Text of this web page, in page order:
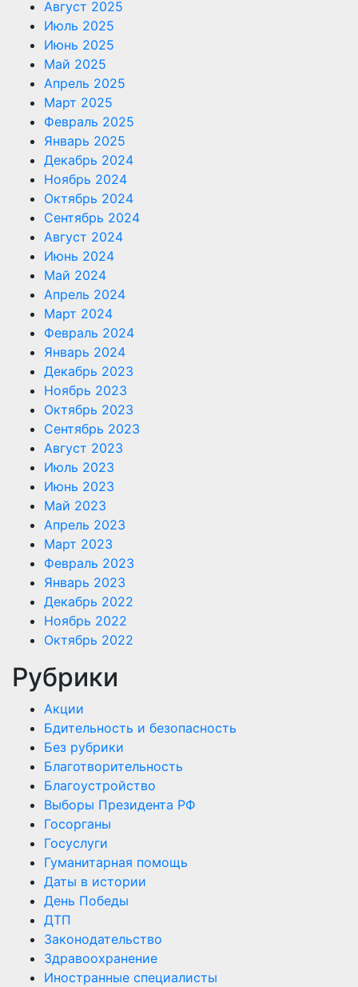
Август 2025
Июль 2025
Июнь 2025
Май 2025
Апрель 2025
Март 2025
Февраль 2025
Январь 2025
Декабрь 2024
Ноябрь 2024
Октябрь 2024
Сентябрь 2024
Август 2024
Июнь 2024
Май 2024
Апрель 2024
Март 2024
Февраль 2024
Январь 2024
Декабрь 2023
Ноябрь 2023
Октябрь 2023
Сентябрь 2023
Август 2023
Июль 2023
Июнь 2023
Май 2023
Апрель 2023
Март 2023
Февраль 2023
Январь 2023
Декабрь 2022
Ноябрь 2022
Октябрь 2022
Рубрики
Акции
Бдительность и безопасность
Без рубрики
Благотворительность
Благоустройство
Выборы Президента РФ
Госорганы
Госуслуги
Гуманитарная помощь
Даты в истории
День Победы
ДТП
Законодательство
Здравоохранение
Иностранные специалисты